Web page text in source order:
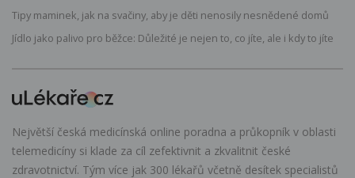
Tipy maminek, jak na svačiny, aby je děti nenosily nesnědené domů
Jídlo jako palivo pro běžce: Důležité je nejen to, co jíte, ale i kdy to jíte
Největší česká medicínská online poradna a průkopník v oblasti
telemedicíny si klade za cíl zefektivnit a zkvalitnit české
zdravotnictví. Tým více jak 300 lékařů včetně desítek specialistů